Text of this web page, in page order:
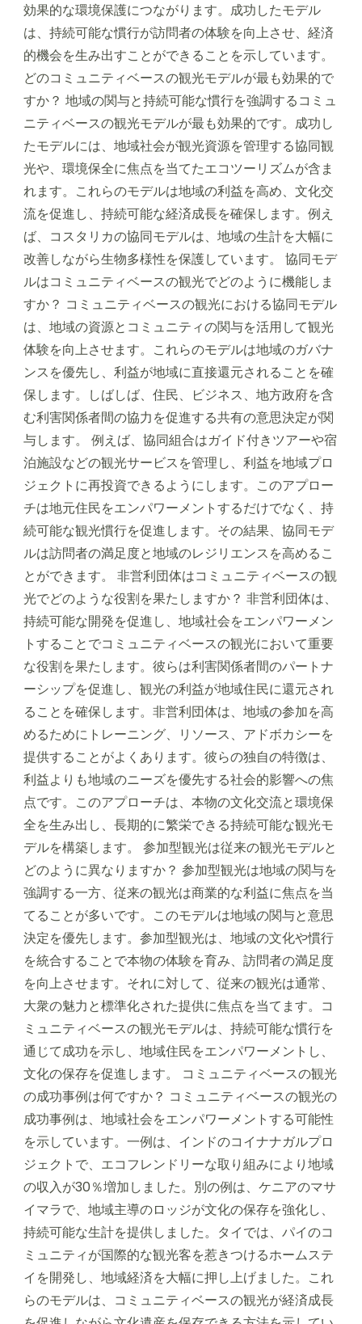
効果的な環境保護につながります。成功したモデル
は、持続可能な慣行が訪問者の体験を向上させ、経済
的機会を生み出すことができることを示しています。
どのコミュニティベースの観光モデルが最も効果的で
すか？ 地域の関与と持続可能な慣行を強調するコミュ
ニティベースの観光モデルが最も効果的です。成功し
たモデルには、地域社会が観光資源を管理する協同観
光や、環境保全に焦点を当てたエコツーリズムが含ま
れます。これらのモデルは地域の利益を高め、文化交
流を促進し、持続可能な経済成長を確保します。例え
ば、コスタリカの協同モデルは、地域の生計を大幅に
改善しながら生物多様性を保護しています。 協同モデ
ルはコミュニティベースの観光でどのように機能しま
すか？ コミュニティベースの観光における協同モデル
は、地域の資源とコミュニティの関与を活用して観光
体験を向上させます。これらのモデルは地域のガバナ
ンスを優先し、利益が地域に直接還元されることを確
保します。しばしば、住民、ビジネス、地方政府を含
む利害関係者間の協力を促進する共有の意思決定が関
与します。 例えば、協同組合はガイド付きツアーや宿
泊施設などの観光サービスを管理し、利益を地域プロ
ジェクトに再投資できるようにします。このアプロー
チは地元住民をエンパワーメントするだけでなく、持
続可能な観光慣行を促進します。その結果、協同モデ
ルは訪問者の満足度と地域のレジリエンスを高めるこ
とができます。 非営利団体はコミュニティベースの観
光でどのような役割を果たしますか？ 非営利団体は、
持続可能な開発を促進し、地域社会をエンパワーメン
トすることでコミュニティベースの観光において重要
な役割を果たします。彼らは利害関係者間のパートナ
ーシップを促進し、観光の利益が地域住民に還元され
ることを確保します。非営利団体は、地域の参加を高
めるためにトレーニング、リソース、アドボカシーを
提供することがよくあります。彼らの独自の特徴は、
利益よりも地域のニーズを優先する社会的影響への焦
点です。このアプローチは、本物の文化交流と環境保
全を生み出し、長期的に繁栄できる持続可能な観光モ
デルを構築します。 参加型観光は従来の観光モデルと
どのように異なりますか？ 参加型観光は地域の関与を
強調する一方、従来の観光は商業的な利益に焦点を当
てることが多いです。このモデルは地域の関与と意思
決定を優先します。参加型観光は、地域の文化や慣行
を統合することで本物の体験を育み、訪問者の満足度
を向上させます。それに対して、従来の観光は通常、
大衆の魅力と標準化された提供に焦点を当てます。コ
ミュニティベースの観光モデルは、持続可能な慣行を
通じて成功を示し、地域住民をエンパワーメントし、
文化の保存を促進します。 コミュニティベースの観光
の成功事例は何ですか？ コミュニティベースの観光の
成功事例は、地域社会をエンパワーメントする可能性
を示しています。一例は、インドのコイナナガルプロ
ジェクトで、エコフレンドリーな取り組みにより地域
の収入が30％増加しました。別の例は、ケニアのマサ
イマラで、地域主導のロッジが文化の保存を強化し、
持続可能な生計を提供しました。タイでは、パイのコ
ミュニティが国際的な観光客を惹きつけるホームステ
イを開発し、地域経済を大幅に押し上げました。これ
らのモデルは、コミュニティベースの観光が経済成長